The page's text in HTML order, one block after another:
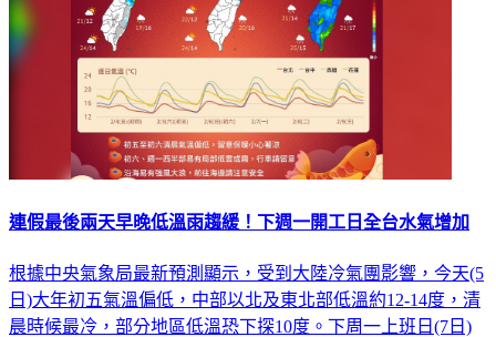
連假最後兩天早晚低溫雨趨緩！下週一開工日全台水氣增加
根據中央氣象局最新預測顯示，受到大陸冷氣團影響，今天(5
日)大年初五氣溫偏低，中部以北及東北部低溫約12-14度，清
晨時候最冷，部分地區低溫恐下探10度。下周一上班日(7日)